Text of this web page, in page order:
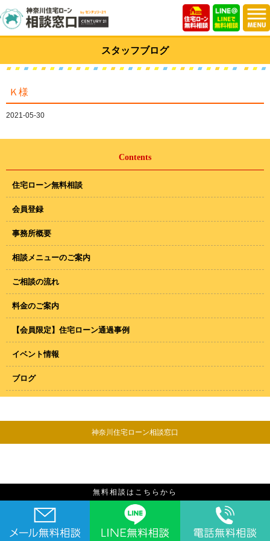
スタッフブログ
Ｋ様
2021-05-30
Contents
住宅ローン無料相談
会員登録
事務所概要
相談メニューのご案内
ご相談の流れ
料金のご案内
【会員限定】住宅ローン通過事例
イベント情報
ブログ
神奈川住宅ローン相談窓口
無料相談はこちらから